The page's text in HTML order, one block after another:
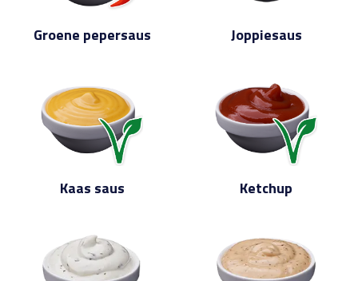
Groene pepersaus Joppiesaus
Kaas saus Ketchup